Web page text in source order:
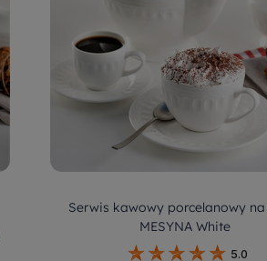
Serwis kawowy porcelanowy
MESYNA White
5.0